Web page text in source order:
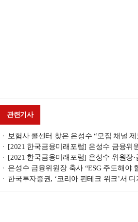
관련기사
보험사 콜센터 찾은 은성수 “모집 채널 제
[2021 한국금융미래포럼] 은성수 금융위
[2021 한국금융미래포럼] 은성수 위원장
은성수 금융위원장 축사 “ESG 주도해야
한국투자증권, ‘코리아 핀테크 위크’서